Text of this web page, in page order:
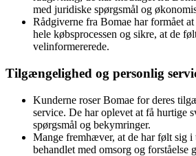
med juridiske spørgsmål og
Rådgiverne fra Bomae har formået
hele købsprocessen og sikre, at de
velinformererede.
Tilgængelighed og personlig
Kunderne roser Bomae for deres
service. De har oplevet at få hurtige
spørgsmål og bekymringer.
Mange fremhæver, at de har følt sig
behandlet med omsorg og forståelse